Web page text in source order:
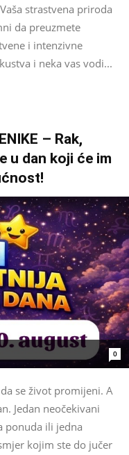
strastvena priroda
da preuzmete
i intenzivne
i neka vas vodi...
– Rak,
u dan koji će im
0
se život promijeni. A
Jedan neočekivani
ponuda ili jedna
kojim ste do jučer